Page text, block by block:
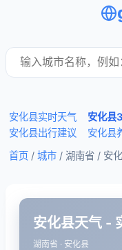
安化县实时天气 安化县
安化县出行建议
安化县
首页 / 城市 / 湖南省 / 安
安化县天气 -
湖南省 · 安化县